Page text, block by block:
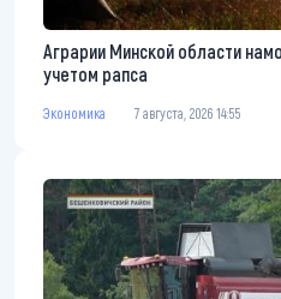
Аграрии Минской области
учетом рапса
Экономика 7 августа, 2026 14:55